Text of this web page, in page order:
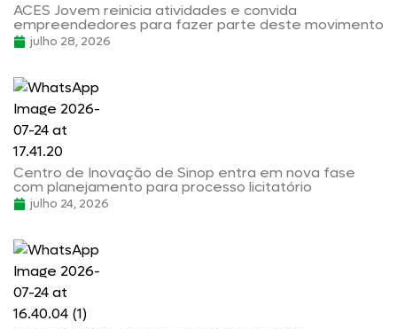
ACES Jovem reinicia atividades e convida
empreendedores para fazer parte deste movimento
julho 28, 2026
Centro de Inovação de Sinop entra em nova fase
com planejamento para processo licitatório
julho 24, 2026